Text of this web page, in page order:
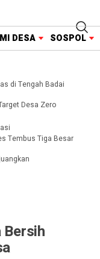
DESA SOSPOL
di Tengah Badai
Desa Zero
Tembus Tiga Besar
Bersih